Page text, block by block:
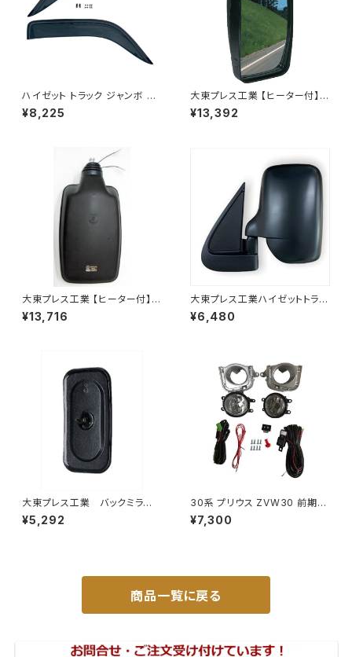
ハイゼット トラック ジャンボ S5
00P S510P S500 S510 系 ワ
イド ドアバイザー止め具付ピク
¥8,225
大東プレス工業 【ヒーター付】ハ
イウェイミラー ヒーター付 100
¥13,392
大東プレス工業 【ヒーター付】
ハイウェイミラー R1000 326×
206 リモコン無 ヒーター付 DI-
¥13,716
大東プレス工業ハイゼットトラッ
ク S201C S211C S201P S211
Pサイドミラー/ドアミラー (助手
¥6,480
大東プレス工業 バックミラーH
400 ｺﾊﾞﾝ L005 黒 J08
330×170 DI-8B
¥5,292
30系 プリウス ZVW30 前期
純正 タイプ フォグランプ ユニッ
ト バルブ 配線 スイッチ H11 左
¥7,300
商品一覧に戻る